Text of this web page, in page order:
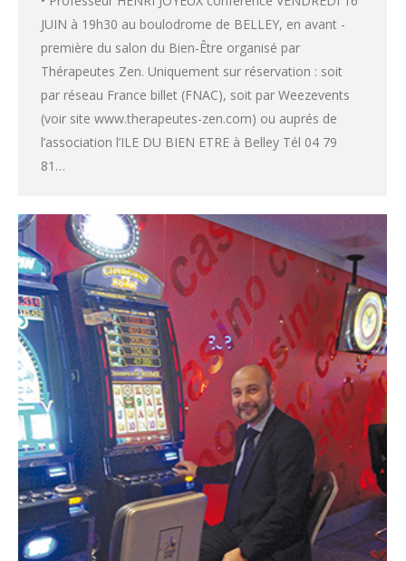
JUIN à 19h30 au boulodrome de BELLEY, en avant -
première du salon du Bien-Être organisé par
Thérapeutes Zen. Uniquement sur réservation : soit
par réseau France billet (FNAC), soit par Weezevents
(voir site www.therapeutes-zen.com) ou auprés de
l’association l’ILE DU BIEN ETRE à Belley Tél 04 79
81…